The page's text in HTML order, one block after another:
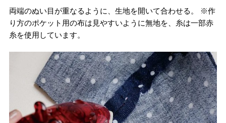
両端のぬい目が重なるように、生地を開いて合わせる。 ※作
り方のポケット用の布は見やすいように無地を、糸は一部赤
糸を使用しています。